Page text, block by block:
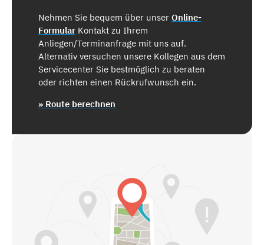
Nehmen Sie bequem über unser Online-
Formular Kontakt zu Ihrem
Anliegen/Terminanfrage mit uns auf.
Alternativ versuchen unsere Kollegen aus dem
Servicecenter Sie bestmöglich zu beraten
oder richten einen Rückrufwunsch ein.
» Route berechnen